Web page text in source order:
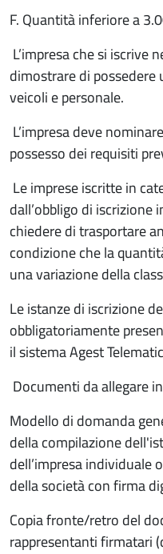
F. Quantità inferiore a
L’impresa che si iscrive
dimostrare di
veicoli e personale.
L’impresa deve
possesso dei requisiti
Le imprese iscritte in
dall’obbligo di iscrizione
chiedere di trasportare
condizione che la
una variazione della
Le istanze di iscrizione
obbligatoriamente
il sistema Agest
Documenti da allegare
Modello di domanda
della compilazione
dell’impresa individuale
della società con firma
Copia fronte/retro del
rappresentanti firmatari